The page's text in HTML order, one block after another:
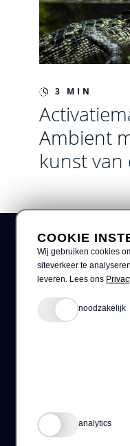
3 MIN
Ambient
kunst van
COOKIE
Wij gebruiken cookies
siteverkeer te
leveren. Lees ons
noodzakelijk
analytics